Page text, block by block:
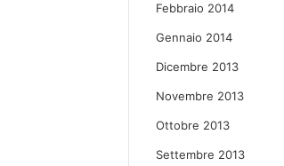
Febbraio 2014
Gennaio 2014
Dicembre 2013
Novembre 2013
Ottobre 2013
Settembre 2013